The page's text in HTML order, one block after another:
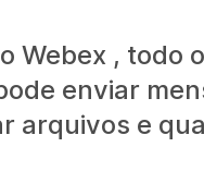
Webex , todo
enviar
arquivos e